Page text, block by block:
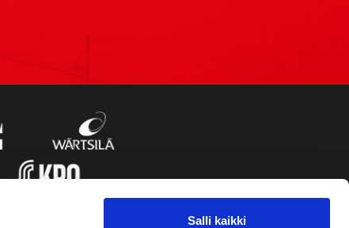
Salli kaikki